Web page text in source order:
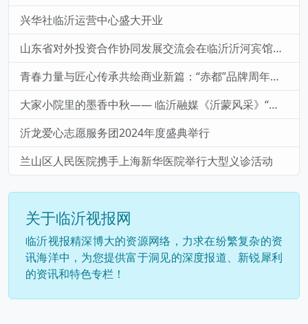
兴华社临沂运营中心盛大开业
山东省对外投资合作协同发展交流会在临沂沂河宾馆隆重举行
青春力量与匠心传承共绘商业新篇：“赤都”品牌周年庆典暨多方战略合作盛大启动
大家小院里的墨香中秋—— 临沂融媒《沂蒙风采》“大家小院” 书画笔会直播圆满举行
沂龙爱心志愿服务团2024年度盛典举行
兰山区人民医院携手上海新华医院举行大型义诊活动
关于临沂视报网
临沂视报精深博大的资源网络，力求在纷繁复杂的资
讯海洋中，为您提供富于洞见的深度报道、新锐犀利
的资讯和特色专栏！